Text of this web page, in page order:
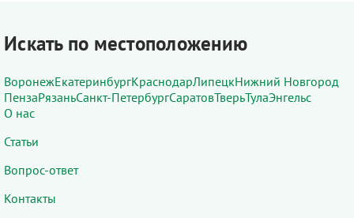
Искать по местоположению
ВоронежЕкатеринбургКраснодарЛипецкНижний Новгород
ПензаРязаньСанкт-ПетербургСаратовТверьТулаЭнгельс
О нас
Статьи
Вопрос-ответ
Контакты